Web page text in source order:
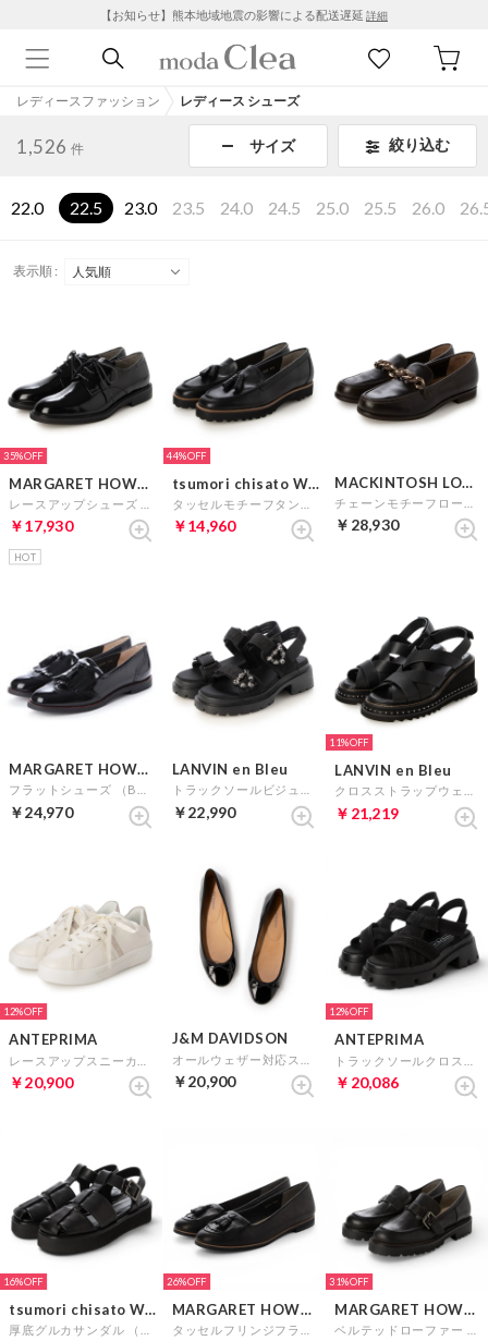
【お知らせ】熊本地域地震の影響による配送遅延 詳細
レディースファッション レディース シューズ
1,526 件 サイズ 絞り込む
22.0 22.5 23.0 23.5 24.0 24.5 25.0 25.5 26.0
表示順 :
35%
MARGARET HOWELL idea
￥17,930
HOT
44%
tsumori chisato WALK
￥14,960
MACKINTOSH LONDON
￥28,930
MARGARET HOWELL idea
￥24,970
LANVIN en Bleu
￥22,990
11%
LANVIN en Bleu
￥21,219
12%
ANTEPRIMA
￥20,900
J&M DAVIDSON
￥20,900
12%
ANTEPRIMA
￥20,086
16%
tsumori chisato WALK
26%
MARGARET HOWELL idea
31%
MARGARET HOWELL idea